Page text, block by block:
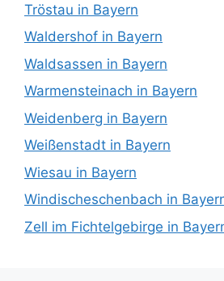
Tröstau in Bayern
Waldershof in Bayern
Waldsassen in Bayern
Warmensteinach in Bayern
Weidenberg in Bayern
Weißenstadt in Bayern
Wiesau in Bayern
Windischeschenbach in
Zell im Fichtelgebirge in